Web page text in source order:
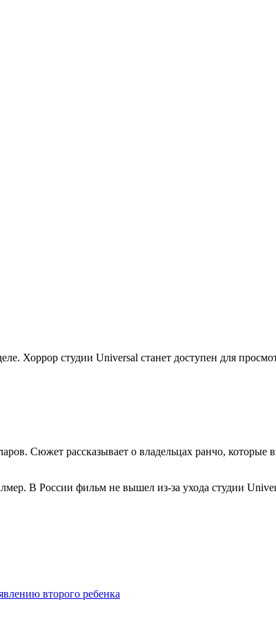
Хоррор студии Universal станет доступен для
Сюжет рассказывает о владельцах ранчо,
В России фильм не вышел из-за ухода студии
второго ребенка